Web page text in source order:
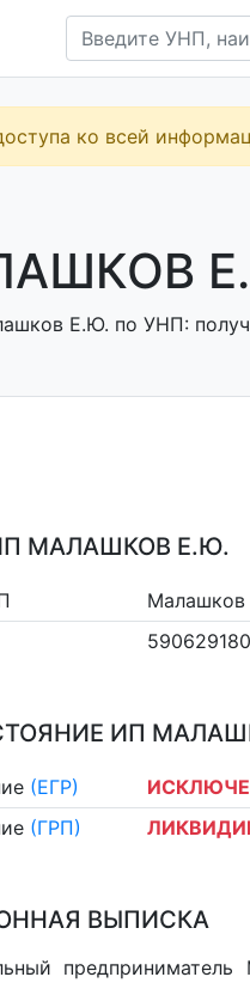
ко всей
Е.Ю. по УНП:
МАЛАШКОВ Е.Ю.
Малашков
590629180
ИП
(ЕГР)
(ГРП)
ВЫПИСКА